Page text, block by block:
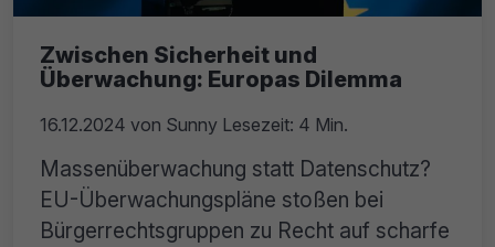
Zwischen Sicherheit und
Überwachung: Europas Dilemma
16.12.2024 von Sunny Lesezeit: 4 Min.
Massenüberwachung statt Datenschutz?
EU-Überwachungspläne stoßen bei
Bürgerrechtsgruppen zu Recht auf scharfe